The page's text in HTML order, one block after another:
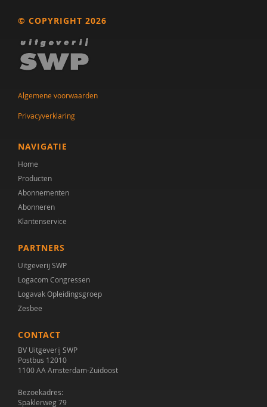
© COPYRIGHT 2026
Algemene voorwaarden
Privacyverklaring
NAVIGATIE
Home
Producten
Abonnementen
Abonneren
Klantenservice
PARTNERS
Uitgeverij SWP
Logacom Congressen
Logavak Opleidingsgroep
Zesbee
CONTACT
BV Uitgeverij SWP
Postbus 12010
1100 AA Amsterdam-Zuidoost
Bezoekadres:
Spaklerweg 79